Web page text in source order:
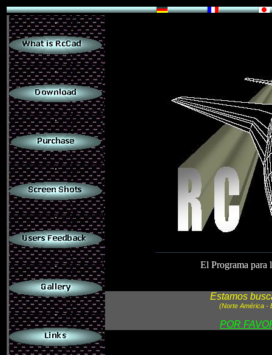
.
.
.
.
.
.
.
El Programa para
Estamos
(Norte América -
POR